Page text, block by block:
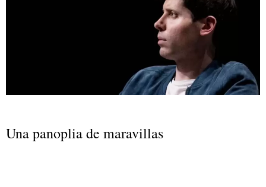
Una panoplia de maravillas